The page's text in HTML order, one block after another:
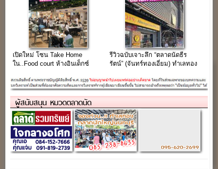
เปิดใหม่ โซน Take Home
ใน..Food court ห้างอินเด็กซ์
รีวิวฉบับเจาะลึก “ตลาดนัดธีร
รัตน์” (จันทร์ทองเอี่ยม) ทำเลทอง
Inside-Out ครบจบในที่เดียว
ผู้สนับสนุน หมวดตลาดนัด